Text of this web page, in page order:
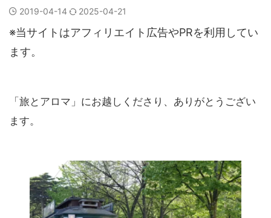
2019-04-14 2025-04-21
※当サイトはアフィリエイト広告やPRを利用してい
ます。
「旅とアロマ」にお越しくださり、ありがとうござい
ます。